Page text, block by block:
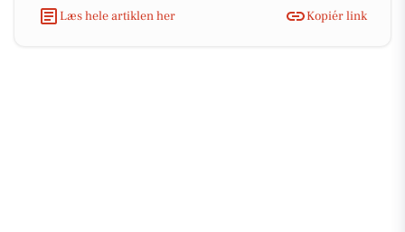
Læs hele artiklen her
Kopiér link